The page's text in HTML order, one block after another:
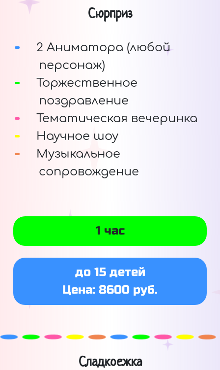
Сюрприз
2 Аниматора (любой
персонаж)
Торжественное
поздравление
Тематическая вечеринка
Научное шоу
Музыкальное
сопровождение
1 час
до 15 детей
Цена: 8600 руб.
Сладкоежка